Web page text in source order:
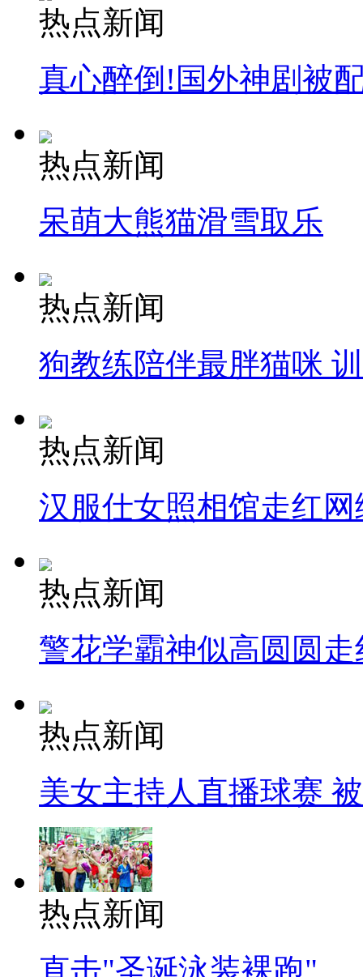
热点新闻
真心醉倒!国外神剧被
热点新闻
呆萌大熊猫滑雪取乐
热点新闻
狗教练陪伴最胖猫咪
热点新闻
汉服仕女照相馆走红网
热点新闻
警花学霸神似高圆圆走
热点新闻
美女主持人直播球赛
热点新闻
直击"圣诞泳装裸跑"